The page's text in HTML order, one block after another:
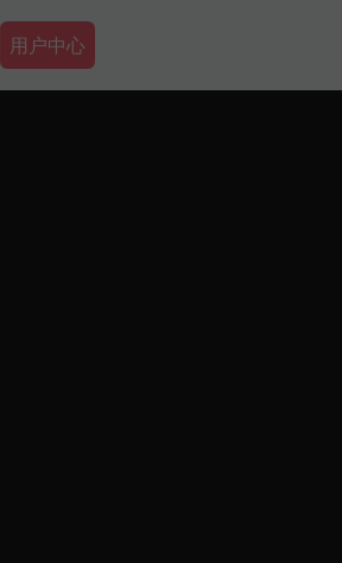
Secondary Menu
用户中心